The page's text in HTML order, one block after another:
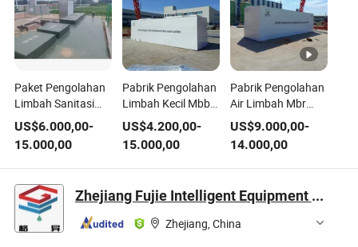
Paket Pengolahan
Limbah Sanitasi
untuk Sistem
Limbah Domestik
Air Kotor Rumah
Sakit Sekolah
dengan Solusi
Kontrol Otomatis
US$6.000,00-
15.000,00
Pabrik Pengolahan
Limbah Kecil Mbbr
untuk Air Limbah
Domestik di Hotel
Rumah Sakit Resor
dengan Sistem
PLC
US$4.200,00-
15.000,00
Pabrik Pengolahan
Air Limbah Mbr
Industri untuk
Penggunaan
Kembali Air Limbah
di Pabrik
Komersial
US$9.000,00-
14.000,00
Zhejiang Fujie Intelligent Equipment Co., Ltd.
Zhejiang, China